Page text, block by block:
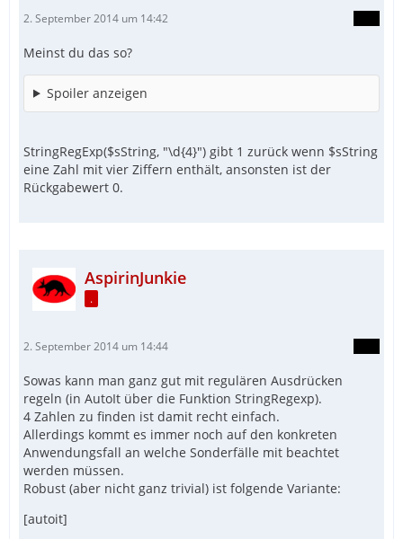
2. September 2014 um 14:42
Meinst du das so?
Spoiler anzeigen
StringRegExp($sString, "\d{4}") gibt 1 zurück wenn $sString
eine Zahl mit vier Ziffern enthält, ansonsten ist der
Rückgabewert 0.
AspirinJunkie
.
2. September 2014 um 14:44
Sowas kann man ganz gut mit regulären Ausdrücken
regeln (in AutoIt über die Funktion StringRegexp).
4 Zahlen zu finden ist damit recht einfach.
Allerdings kommt es immer noch auf den konkreten
Anwendungsfall an welche Sonderfälle mit beachtet
werden müssen.
Robust (aber nicht ganz trivial) ist folgende Variante:
[autoit]